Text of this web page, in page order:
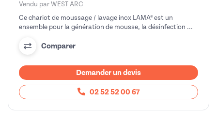
Vendu par WEST ARC
Ce chariot de moussage / lavage inox LAMA® est un
ensemble pour la génération de mousse, la désinfection ...
Comparer
Demander un devis
02 52 52 00 67